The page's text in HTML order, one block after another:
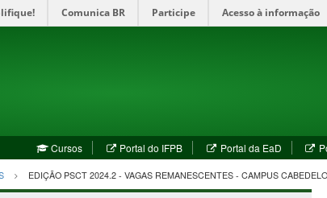
Comunica BR Participe Acesso à informação
Cursos Portal do IFPB(abre
em
nova
janela)
Portal da EaD(abre
em
nova
janela)
EDIÇÃO PSCT 2024.2 - VAGAS REMANESCENTES - CAMPUS CABEDELO